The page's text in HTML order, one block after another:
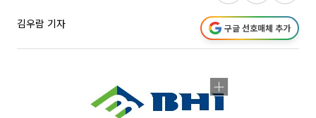
김우람 기자 구글 선호매체 추가